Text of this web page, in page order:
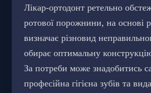
Лікар-ортодонт ретельно
ротової порожнини, на основі
визначає різновид
обирає оптимальну
За потреби може знадобитись
професійна гігієна зубів та